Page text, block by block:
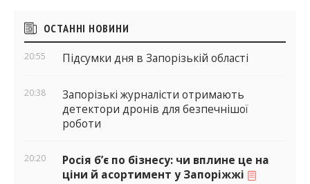
Бічні
віджети
ОСТАННІ НОВИНИ
20:55 Підсумки дня в Запорізькій області
20:38
Запорізькі журналісти отримають
детектори дронів для безпечнішої
роботи
20:20
Росія б’є по бізнесу: чи вплине це на
ціни й асортимент у Запоріжжі